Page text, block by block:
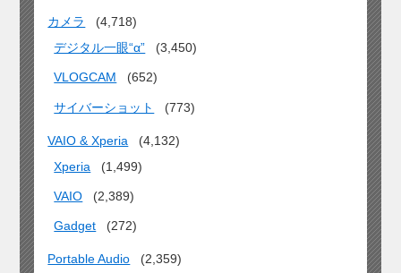
カメラ
(4,718)
デジタル一眼“α”
(3,450)
VLOGCAM (652)
サイバーショット (773)
VAIO & Xperia
(4,132)
Xperia
(1,499)
VAIO (2,389)
Gadget (272)
Portable Audio
(2,359)